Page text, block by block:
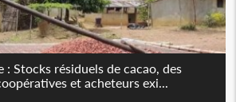
: Stocks résiduels de cacao, des
et acheteurs exi...